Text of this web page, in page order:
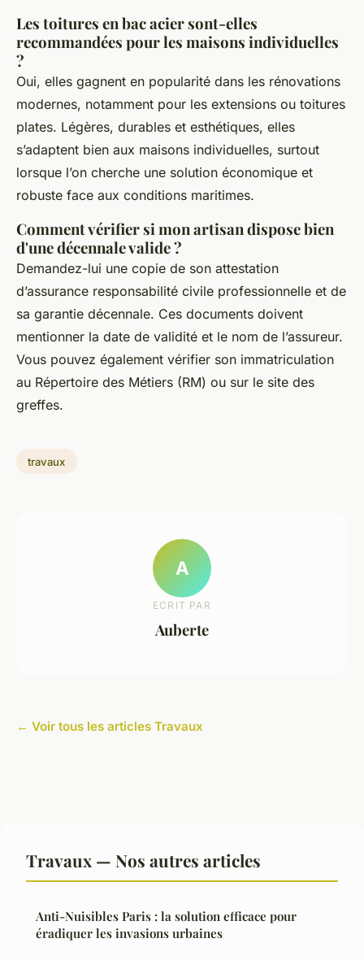
Les toitures en bac acier sont-elles
recommandées pour les maisons individuelles
?
Oui, elles gagnent en popularité dans les rénovations
modernes, notamment pour les extensions ou toitures
plates. Légères, durables et esthétiques, elles
s’adaptent bien aux maisons individuelles, surtout
lorsque l’on cherche une solution économique et
robuste face aux conditions maritimes.
Comment vérifier si mon artisan dispose bien
d'une décennale valide ?
Demandez-lui une copie de son attestation
d’assurance responsabilité civile professionnelle et de
sa garantie décennale. Ces documents doivent
mentionner la date de validité et le nom de l’assureur.
Vous pouvez également vérifier son immatriculation
au Répertoire des Métiers (RM) ou sur le site des
greffes.
travaux
A
ECRIT PAR
Auberte
← Voir tous les articles Travaux
Travaux — Nos autres articles
Anti-Nuisibles Paris : la solution efficace pour
éradiquer les invasions urbaines